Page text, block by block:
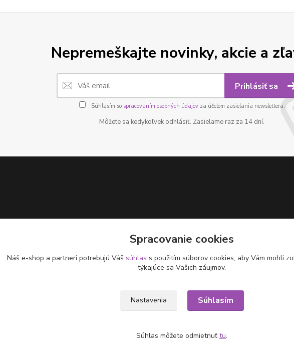
Nepremeškajte novinky, akcie a
Prihlásiť sa
Súhlasím so spracovaním osobných údajovza účelom zasielania newslettera.
Môžete sa kedykoľvek odhlásiť. Zasielame raz za 14 dní.
Spracovanie cookies
Náš e-shop a partneri potrebujú Váš súhlas s použitím súborov cookies, aby Vám mohli
týkajúce sa Vašich záujmov.
Nastavenia Súhlasím
Súhlas môžete odmietnuť tu.